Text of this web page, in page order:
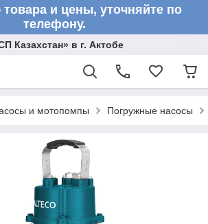
и цены, уточняйте по
телефону.
Казахстан» в г. Актобе
и мотопомпы Погружные насосы